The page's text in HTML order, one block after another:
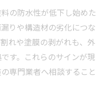
くない月を避けるコツ
で後悔しないために
適切な時期を探る
年未施工の違いを比較
実際の塗り替え事情
の防水性が低下し始めた
りや構造材の劣化につな
れや塗膜の剥がれも、外
す。これらのサインが現
専門業者へ相談すること